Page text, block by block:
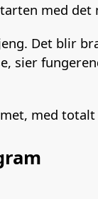
med det
Det blir
sier
med